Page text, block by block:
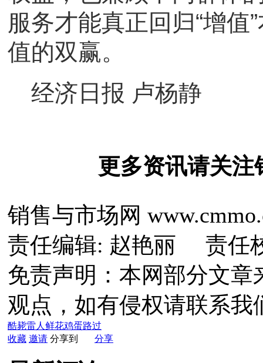
服务才能真正回归“增值
值的双赢。
经济日报 卢杨静
更多资讯请关注
销售与市场网
责任编辑: 赵艳丽 责任
免责声明：本网部分文
观点，如有侵权请联系我
酷毙雷人 鲜花鸡蛋路过
收藏 邀请 分享到 分享